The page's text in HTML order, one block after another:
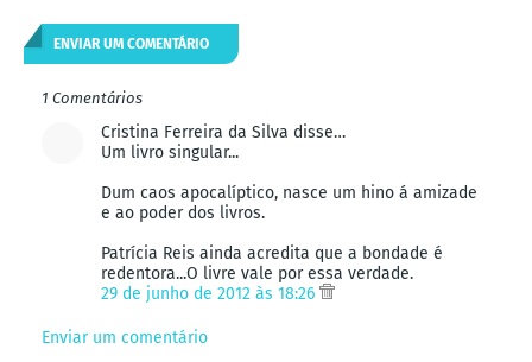
ENVIAR UM COMENTÁRIO
1 Comentários
Cristina Ferreira da Silva disse…
Um livro singular...
Dum caos apocalíptico, nasce um hino á amizade
e ao poder dos livros.
Patrícia Reis ainda acredita que a bondade é
redentora...O livre vale por essa verdade.
29 de junho de 2012 às 18:26
Enviar um comentário